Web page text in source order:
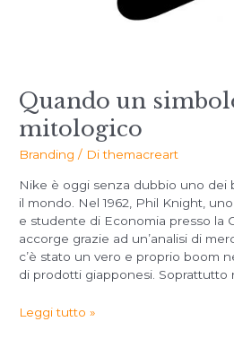
Quando un
mitologico
Branding / Dithemacreart
Nike è oggi senza dubbio uno dei
il mondo. Nel 1962, Phil Knight,
e studente di Economia presso la
accorge grazie ad un’analisi di
c’è stato un vero e proprio boom
di prodotti giapponesi. Soprattutto
Leggi tutto »